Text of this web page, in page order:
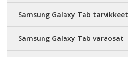
Samsung Galaxy Tab tarvikkeet
Samsung Galaxy Tab varaosat